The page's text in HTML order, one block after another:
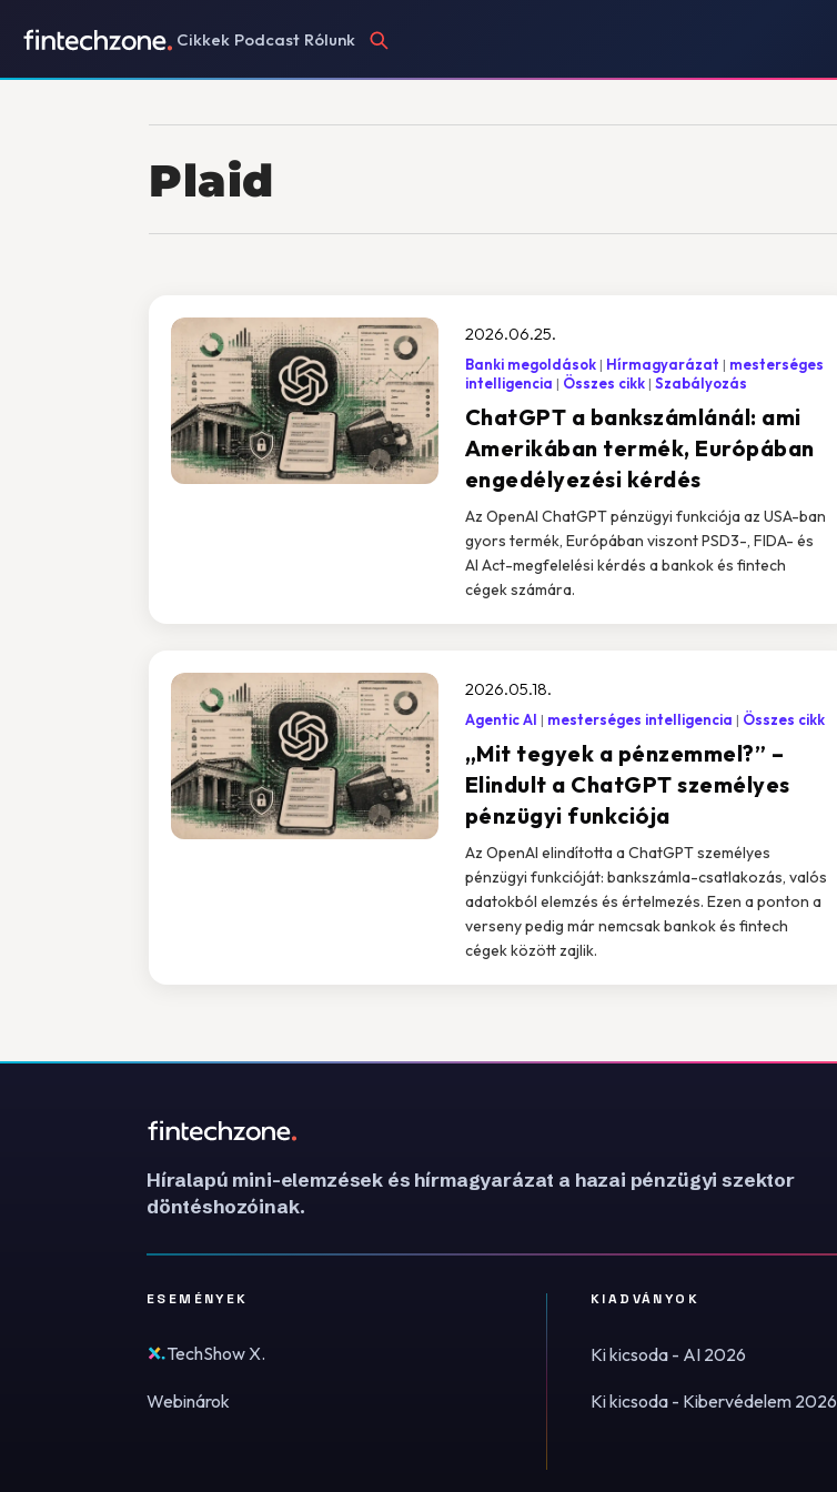
Cikkek Podcast Rólunk
Plaid
ChatGPT a bankszámlánál: ami
Amerikában termék, Európában
engedélyezési kérdés
2026.06.25.
Banki megoldások Hírmagyarázat
mesterséges
intelligencia
Összes cikk Szabályozás
Az OpenAI ChatGPT pénzügyi funkciója az USA-ban
gyors termék, Európában viszont PSD3-, FIDA- és
AI Act-megfelelési kérdés a bankok és fintech
cégek számára.
„Mit tegyek a pénzemmel?” –
Elindult a ChatGPT személyes
pénzügyi funkciója
2026.05.18.
Agentic AI mesterséges intelligencia Összes cikk
Az OpenAI elindította a ChatGPT személyes
pénzügyi funkcióját: bankszámla-csatlakozás, valós
adatokból elemzés és értelmezés. Ezen a ponton a
verseny pedig már nemcsak bankok és fintech
cégek között zajlik.
Híralapú mini-elemzések és hírmagyarázat a hazai pénzügyi szektor
döntéshozóinak.
ESEMÉNYEK
TechShow X.
Webinárok
KIADVÁNYOK
Ki kicsoda - AI 2026
Ki kicsoda - Kibervédelem 2026